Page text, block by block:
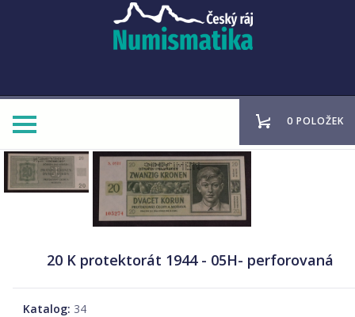
0 POLOŽEK
20 K protektorát 1944 - 05H- perforovaná
Katalog: 34